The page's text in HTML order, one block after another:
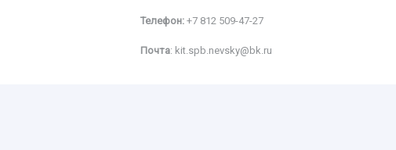
Телефон: +7 812 509-47-27
Почта: kit.spb.nevsky@bk.ru